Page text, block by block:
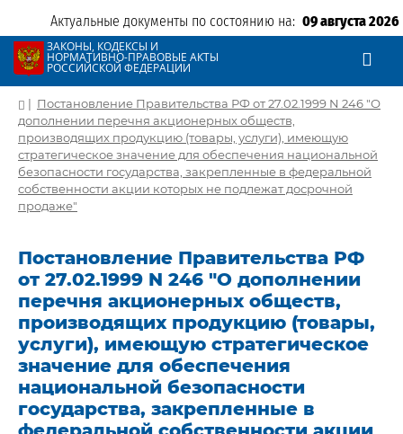
Актуальные документы по состоянию на: 09 августа 2026
ЗАКОНЫ, КОДЕКСЫ И
НОРМАТИВНО-ПРАВОВЫЕ АКТЫ
РОССИЙСКОЙ ФЕДЕРАЦИИ
| Постановление Правительства РФ от 27.02.1999 N 246 "О
дополнении перечня акционерных обществ,
производящих продукцию (товары, услуги), имеющую
стратегическое значение для обеспечения национальной
безопасности государства, закрепленные в федеральной
собственности акции которых не подлежат досрочной
продаже"
Постановление Правительства РФ
от 27.02.1999 N 246 "О дополнении
перечня акционерных обществ,
производящих продукцию (товары,
услуги), имеющую стратегическое
значение для обеспечения
национальной безопасности
государства, закрепленные в